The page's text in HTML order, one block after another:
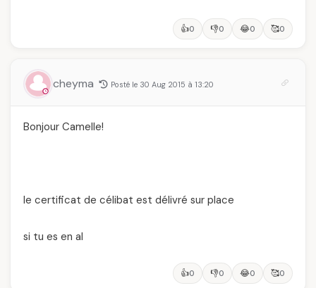
👍0 👎0 😂0 🥰0
cheyma Posté le 30 Aug 2015 à 13:20
Bonjour Camelle!
le certificat de célibat est délivré sur place
si tu es en al
👍0 👎0 😂0 🥰0